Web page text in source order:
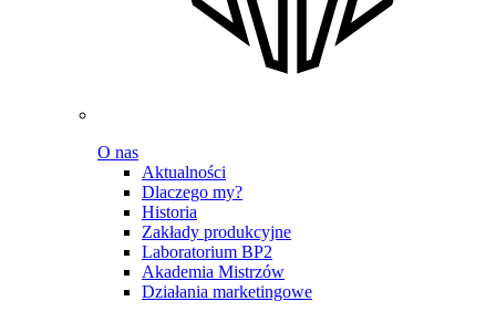
O nas
Aktualności
Dlaczego my?
Historia
Zakłady produkcyjne
Laboratorium BP2
Akademia Mistrzów
Działania marketingowe